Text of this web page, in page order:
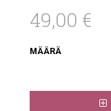
49,00 €
MÄÄRÄ